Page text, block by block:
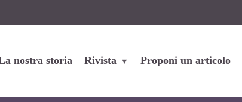
nostra storia Rivista Proponi un articolo